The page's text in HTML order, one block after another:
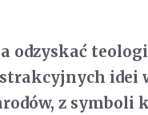
odzyskać
idei
z symboli